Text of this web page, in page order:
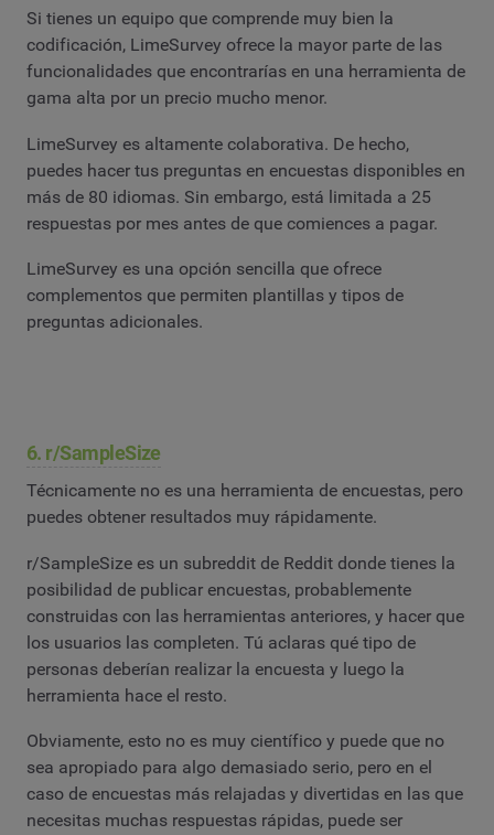
Si tienes un equipo que comprende muy bien la
codificación, LimeSurvey ofrece la mayor parte de las
funcionalidades que encontrarías en una herramienta de
gama alta por un precio mucho menor.
LimeSurvey es altamente colaborativa. De hecho,
puedes hacer tus preguntas en encuestas disponibles en
más de 80 idiomas. Sin embargo, está limitada a 25
respuestas por mes antes de que comiences a pagar.
LimeSurvey es una opción sencilla que ofrece
complementos que permiten plantillas y tipos de
preguntas adicionales.
6. r/SampleSize
Técnicamente no es una herramienta de encuestas, pero
puedes obtener resultados muy rápidamente.
r/SampleSize es un subreddit de Reddit donde tienes la
posibilidad de publicar encuestas, probablemente
construidas con las herramientas anteriores, y hacer que
los usuarios las completen. Tú aclaras qué tipo de
personas deberían realizar la encuesta y luego la
herramienta hace el resto.
Obviamente, esto no es muy científico y puede que no
sea apropiado para algo demasiado serio, pero en el
caso de encuestas más relajadas y divertidas en las que
necesitas muchas respuestas rápidas, puede ser